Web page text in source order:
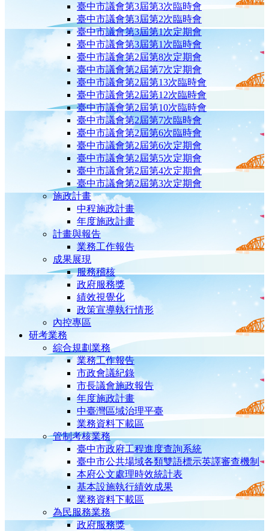
臺中市議會第3屆第3次臨時會
臺中市議會第3屆第2次臨時會
臺中市議會第3屆第1次定期會
臺中市議會第3屆第1次臨時會
臺中市議會第2屆第8次定期會
臺中市議會第2屆第7次定期會
臺中市議會第2屆第13次臨時會
臺中市議會第2屆第12次臨時會
臺中市議會第2屆第10次臨時會
臺中市議會第2屆第7次臨時會
臺中市議會第2屆第6次臨時會
臺中市議會第2屆第6次定期會
臺中市議會第2屆第5次定期會
臺中市議會第2屆第4次定期會
臺中市議會第2屆第3次定期會
施政計畫
中程施政計畫
年度施政計畫
計畫與報告
業務工作報告
成果展現
服務稽核
政府服務獎
績效視覺化
政策宣導執行情形
內控專區
研考業務
綜合規劃業務
業務工作報告
市政會議紀錄
市長議會施政報告
年度施政計畫
中臺灣區域治理平臺
業務資料下載區
管制考核業務
臺中市政府工程進度查詢系統
臺中市公共場域各類雙語標示英譯審查機制
本府公文處理時效統計表
基本設施執行績效成果
業務資料下載區
為民服務業務
政府服務獎